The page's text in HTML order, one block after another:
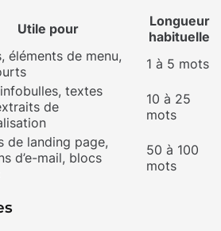
Utile pour
Longueur
habituelle
éléments de menu,
1 à 5 mots
textes
de
10 à 25
mots
de landing page,
d’e-mail, blocs
50 à 100
mots